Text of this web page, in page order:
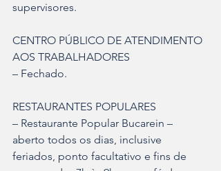
supervisores.
CENTRO PÚBLICO DE ATENDIMENTO
AOS TRABALHADORES
– Fechado.
RESTAURANTES POPULARES
– Restaurante Popular Bucarein –
aberto todos os dias, inclusive
feriados, ponto facultativo e fins de